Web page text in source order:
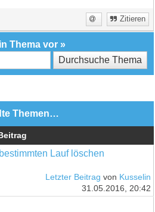
Zitieren
Thema vor »
Themen…
Lauf löschen
Letzter Beitrag von Kusselin
31.05.2016, 20:42